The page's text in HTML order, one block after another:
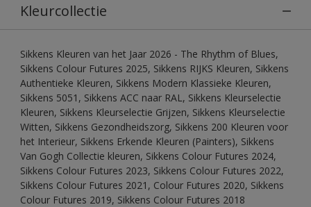
Kleurcollectie
Sikkens Kleuren van het Jaar 2026 - The Rhythm of Blues,
Sikkens Colour Futures 2025, Sikkens RIJKS Kleuren, Sikkens
Authentieke Kleuren, Sikkens Modern Klassieke Kleuren,
Sikkens 5051, Sikkens ACC naar RAL, Sikkens Kleurselectie
Kleuren, Sikkens Kleurselectie Grijzen, Sikkens Kleurselectie
Witten, Sikkens Gezondheidszorg, Sikkens 200 Kleuren voor
het Interieur, Sikkens Erkende Kleuren (Painters), Sikkens
Van Gogh Collectie kleuren, Sikkens Colour Futures 2024,
Sikkens Colour Futures 2023, Sikkens Colour Futures 2022,
Sikkens Colour Futures 2021, Colour Futures 2020, Sikkens
Colour Futures 2019, Sikkens Colour Futures 2018